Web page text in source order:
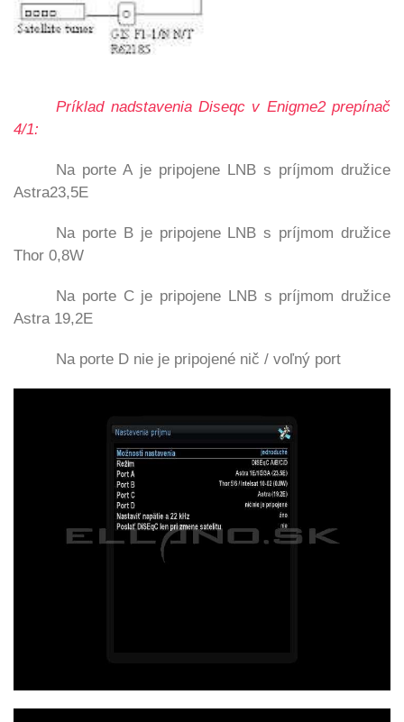
Príklad nadstavenia Diseqc v Enigme2 prepínač
4/1:
Na porte A je pripojene LNB s príjmom družice
Astra23,5E
Na porte B je pripojene LNB s príjmom družice
Thor 0,8W
Na porte C je pripojene LNB s príjmom družice
Astra 19,2E
Na porte D nie je pripojené nič / voľný port